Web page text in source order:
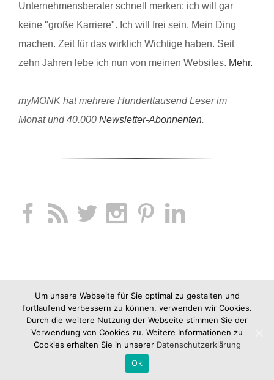
Unternehmensberater schnell merken: ich will gar
keine "große Karriere". Ich will frei sein. Mein Ding
machen. Zeit für das wirklich Wichtige haben. Seit
zehn Jahren lebe ich nun von meinen Websites. Mehr.
myMONK hat mehrere Hunderttausend Leser im
Monat und 40.000 Newsletter-Abonnenten.
Copyright 2012-2019 jucknix GmbH |
Um unsere Webseite für Sie optimal zu gestalten und
fortlaufend verbessern zu können, verwenden wir Cookies.
Durch die weitere Nutzung der Webseite stimmen Sie der
Verwendung von Cookies zu. Weitere Informationen zu
Cookies erhalten Sie in unserer Datenschutzerklärung
Ok